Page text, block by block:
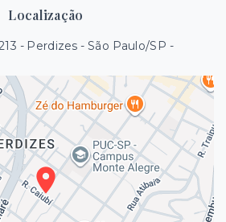
Localização
- Perdizes - São Paulo/SP -